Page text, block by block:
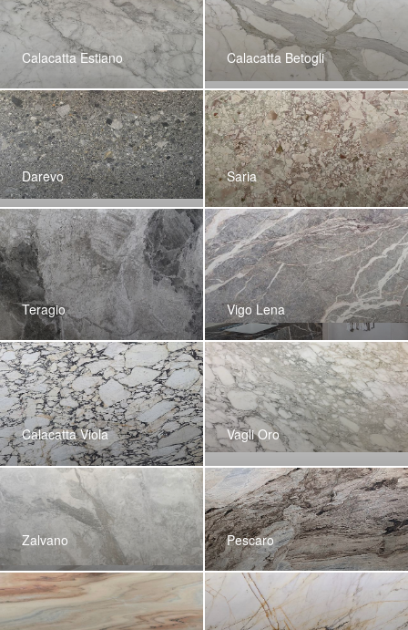
Calacatta Estiano Calacatta Betogli
Darevo Saria
Teragio Vigo Lena
Calacatta Viola Vagli Oro
Zalvano Pescaro